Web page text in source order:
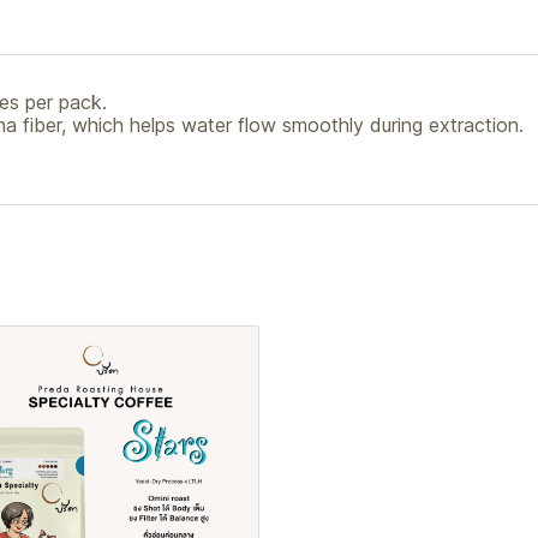
per pack.
fiber, which helps water flow smoothly during extraction.